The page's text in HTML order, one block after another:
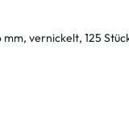
vernickelt, 125